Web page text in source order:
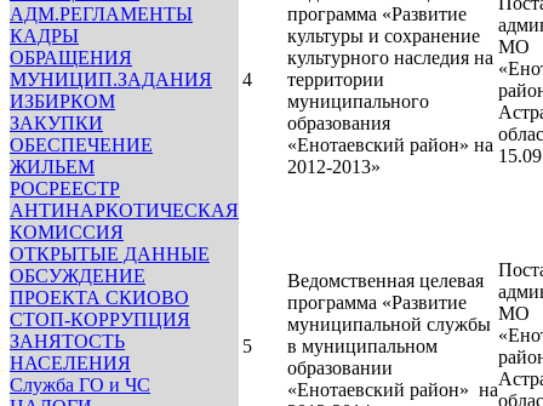
АДМ.РЕГЛАМЕНТЫ
КАДРЫ
ОБРАЩЕНИЯ
МУНИЦИП.ЗАДАНИЯ
ИЗБИРКОМ
ЗАКУПКИ
ОБЕСПЕЧЕНИЕ
ЖИЛЬЕМ
РОСРЕЕСТР
АНТИНАРКОТИЧЕСКАЯ
КОМИССИЯ
ОТКРЫТЫЕ ДАННЫЕ
ОБСУЖДЕНИЕ
ПРОЕКТА СКИОВО
СТОП-КОРРУПЦИЯ
ЗАНЯТОСТЬ
НАСЕЛЕНИЯ
Служба ГО и ЧС
4
программа «Развитие
культуры и сохранение
культурного наследия на
территории
муниципального
образования
«Енотаевский район» на
2012-2013»
МО
5
Ведомственная целевая
программа «Развитие
муниципальной службы
в муниципальном
образовании
«Енотаевский район» на
МО